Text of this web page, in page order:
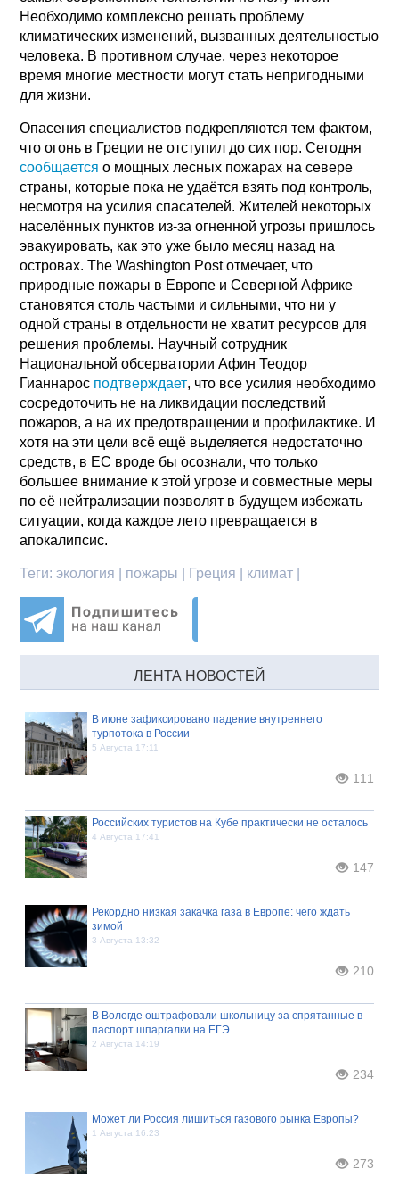
Необходимо комплексно решать проблему
климатических изменений, вызванных деятельностью
человека. В противном случае, через некоторое
время многие местности могут стать непригодными
для жизни.
Опасения специалистов подкрепляются тем фактом,
что огонь в Греции не отступил до сих пор. Сегодня
сообщается о мощных лесных пожарах на севере
страны, которые пока не удаётся взять под контроль,
несмотря на усилия спасателей. Жителей некоторых
населённых пунктов из-за огненной угрозы пришлось
эвакуировать, как это уже было месяц назад на
островах. The Washington Post отмечает, что
природные пожары в Европе и Северной Африке
становятся столь частыми и сильными, что ни у
одной страны в отдельности не хватит ресурсов для
решения проблемы. Научный сотрудник
Национальной обсерватории Афин Теодор
Гианнарос подтверждает, что все усилия необходимо
сосредоточить не на ликвидации последствий
пожаров, а на их предотвращении и профилактике. И
хотя на эти цели всё ещё выделяется недостаточно
средств, в ЕС вроде бы осознали, что только
большее внимание к этой угрозе и совместные меры
по её нейтрализации позволят в будущем избежать
ситуации, когда каждое лето превращается в
апокалипсис.
Теги:экология | пожары | Греция | климат |
ЛЕНТА НОВОСТЕЙ
В июне зафиксировано падение внутреннего
турпотока в России
5 Августа 17:11
111
Российских туристов на Кубе практически не осталось
4 Августа 17:41
147
Рекордно низкая закачка газа в Европе: чего ждать
зимой
3 Августа 13:32
210
В Вологде оштрафовали школьницу за спрятанные в
паспорт шпаргалки на ЕГЭ
2 Августа 14:19
234
Может ли Россия лишиться газового рынка Европы?
1 Августа 16:23
273